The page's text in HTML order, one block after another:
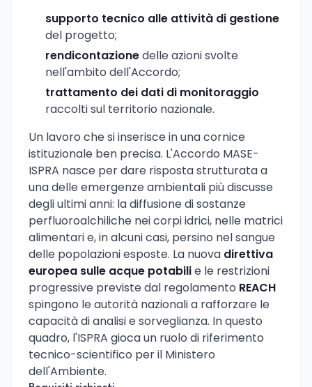
supporto tecnico alle attività di gestione
del progetto;
rendicontazionedelle azioni svolte
nell'ambito dell'Accordo;
trattamento dei dati di monitoraggio
raccolti sul territorio nazionale.
Un lavoro che si inserisce in una cornice
istituzionale ben precisa. L'Accordo MASE-
ISPRA nasce per dare risposta strutturata a
una delle emergenze ambientali più discusse
degli ultimi anni: la diffusione di sostanze
perfluoroalchiliche nei corpi idrici, nelle matrici
alimentari e, in alcuni casi, persino nel sangue
delle popolazioni esposte. La nuova direttiva
europea sulle acque potabilie le restrizioni
progressive previste dal regolamento REACH
spingono le autorità nazionali a rafforzare le
capacità di analisi e sorveglianza. In questo
quadro, l'ISPRA gioca un ruolo di riferimento
tecnico-scientifico per il Ministero
dell'Ambiente.